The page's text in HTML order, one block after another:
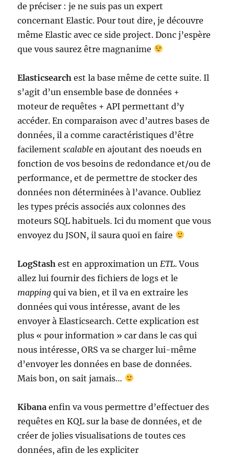
de préciser : je ne suis pas un expert
concernant Elastic. Pour tout dire, je découvre
même Elastic avec ce side project. Donc j’espère
que vous saurez être magnanime
Elasticsearchest la base même de cette suite. Il
s’agit d’un ensemble base de données +
moteur de requêtes + API permettant d’y
accéder. En comparaison avec d’autres bases de
données, il a comme caractéristiques d’être
facilementscalable en ajoutant des noeuds en
fonction de vos besoins de redondance et/ou de
performance, et de permettre de stocker des
données non déterminées à l’avance. Oubliez
les types précis associés aux colonnes des
moteurs SQL habituels. Ici du moment que vous
envoyez du JSON, il saura quoi en faire
LogStashest en approximation un ETL. Vous
allez lui fournir des fichiers de logs et le
mapping qui va bien, et il va en extraire les
données qui vous intéresse, avant de les
envoyer à Elasticsearch. Cette explication est
plus « pour information » car dans le cas qui
nous intéresse, ORS va se charger lui-même
d’envoyer les données en base de données.
Mais bon, on sait jamais…
Kibanaenfin va vous permettre d’effectuer des
requêtes en KQL sur la base de données, et de
créer de jolies visualisations de toutes ces
données, afin de les expliciter